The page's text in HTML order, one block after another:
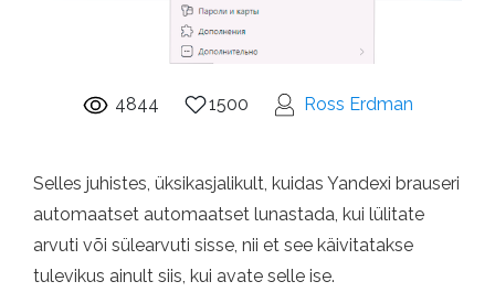
4844 1500 Ross Erdman
Selles juhistes, üksikasjalikult, kuidas Yandexi brauseri
automaatset automaatset lunastada, kui lülitate
arvuti või sülearvuti sisse, nii et see käivitatakse
tulevikus ainult siis, kui avate selle ise.